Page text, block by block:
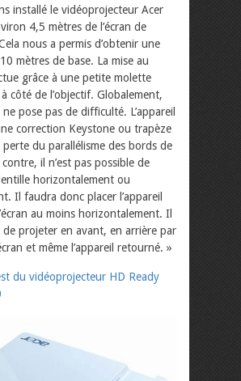
installé le vidéoprojecteur Acer
4,5 mètres de l’écran de
nous a permis d’obtenir une
mètres de base. La mise au
grâce à une petite molette
côté de l’objectif. Globalement,
ne pose pas de difficulté. L’appareil
correction Keystone ou trapèze
perte du parallélisme des bords de
contre, il n’est pas possible de
horizontalement ou
Il faudra donc placer l’appareil
au moins horizontalement. Il
de projeter en avant, en arrière par
et même l’appareil retourné. »
du vidéoprojecteur HD Ready